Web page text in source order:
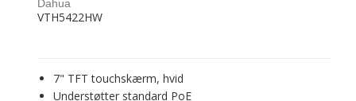
Dahua
VTH5422HW
7" TFT touchskærm, hvid
Understøtter standard PoE